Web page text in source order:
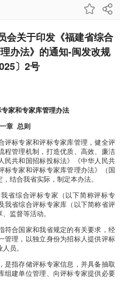
会关于印发《福建省综合
办法》的通知-闽发改规
〕2号
家和专家库管理办法
章 总则
评标专家和评标专家库管理，健全评
程管理机制，打造优质、高效、廉洁
民共和国招标投标法》《中华人民共
标专家和评标专家库管理办法》（国
结合我省实际，制定本办法。
省综合评标专家（以下简称评标专
我省综合评标专家库（以下简称省评
监督等活动。
合国家和我省规定的有关要求，经
管理，以独立身份为招标人提供评标
员。
指存储评标专家信息，并具备抽取
组建单位管理、向评标专家提供必要